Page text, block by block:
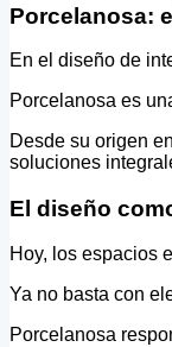
Porcelanosa:
En el diseño de
Porcelanosa es
Desde su origen
soluciones
El diseño
Hoy, los espacios
Ya no basta con
Porcelanosa